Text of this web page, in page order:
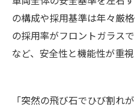
の構成や採用基準は年々厳
の採用率がフロントガラス
など、安全性と機能性が重視
「突然の飛び石でひび割れ